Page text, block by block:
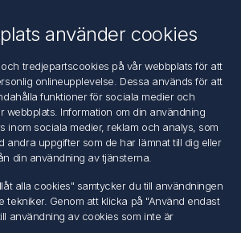
använder cookies
tredjepartscookies på vår webbplats för att
onlineupplevelse. Dessa används för att
funktioner för sociala medier och
webbplats. Information om din användning
inom sociala medier, reklam och analys, som
andra uppgifter som de har lämnat till dig eller
din användning av tjänsterna.
alla cookies" samtycker du till användningen
tekniker. Genom att klicka på "Använd endast
användning av cookies som inte är